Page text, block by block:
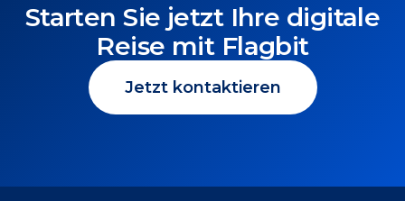
Starten Sie jetzt Ihre digitale
Reise mit Flagbit
Jetzt kontaktieren